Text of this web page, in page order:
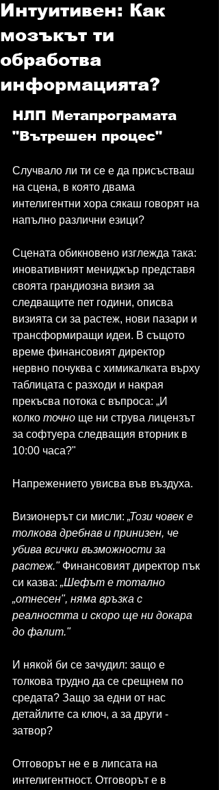
Интуитивен: Как
мозъкът ти
обработва
информацията?
НЛП Метапрограмата
"Вътрешен процес"
Случвало ли ти се е да присъстваш
на сцена, в която двама
интелигентни хора сякаш говорят на
напълно различни езици?
Сцената обикновено изглежда така:
иновативният мениджър представя
своята грандиозна визия за
следващите пет години, описва
визията си за растеж, нови пазари и
трансформиращи идеи. В същото
време финансовият директор
нервно почуква с химикалката върху
таблицата с разходи и накрая
прекъсва потока с въпроса: „И
колко точно ще ни струва лицензът
за софтуера следващия вторник в
10:00 часа?"
Напрежението увисва във въздуха.
Визионерът си мисли: „Този човек е
толкова дребнав и принизен, че
убива всички възможности за
растеж." Финансовият директор пък
си казва: „Шефът е тотално
„отнесен", няма връзка с
реалността и скоро ще ни докара
до фалит."
И някой би се зачудил: защо е
толкова трудно да се срещнем по
средата? Защо за едни от нас
детайлите са ключ, а за други -
затвор?
Отговорът не е в липсата на
интелигентност. Отговорът е в